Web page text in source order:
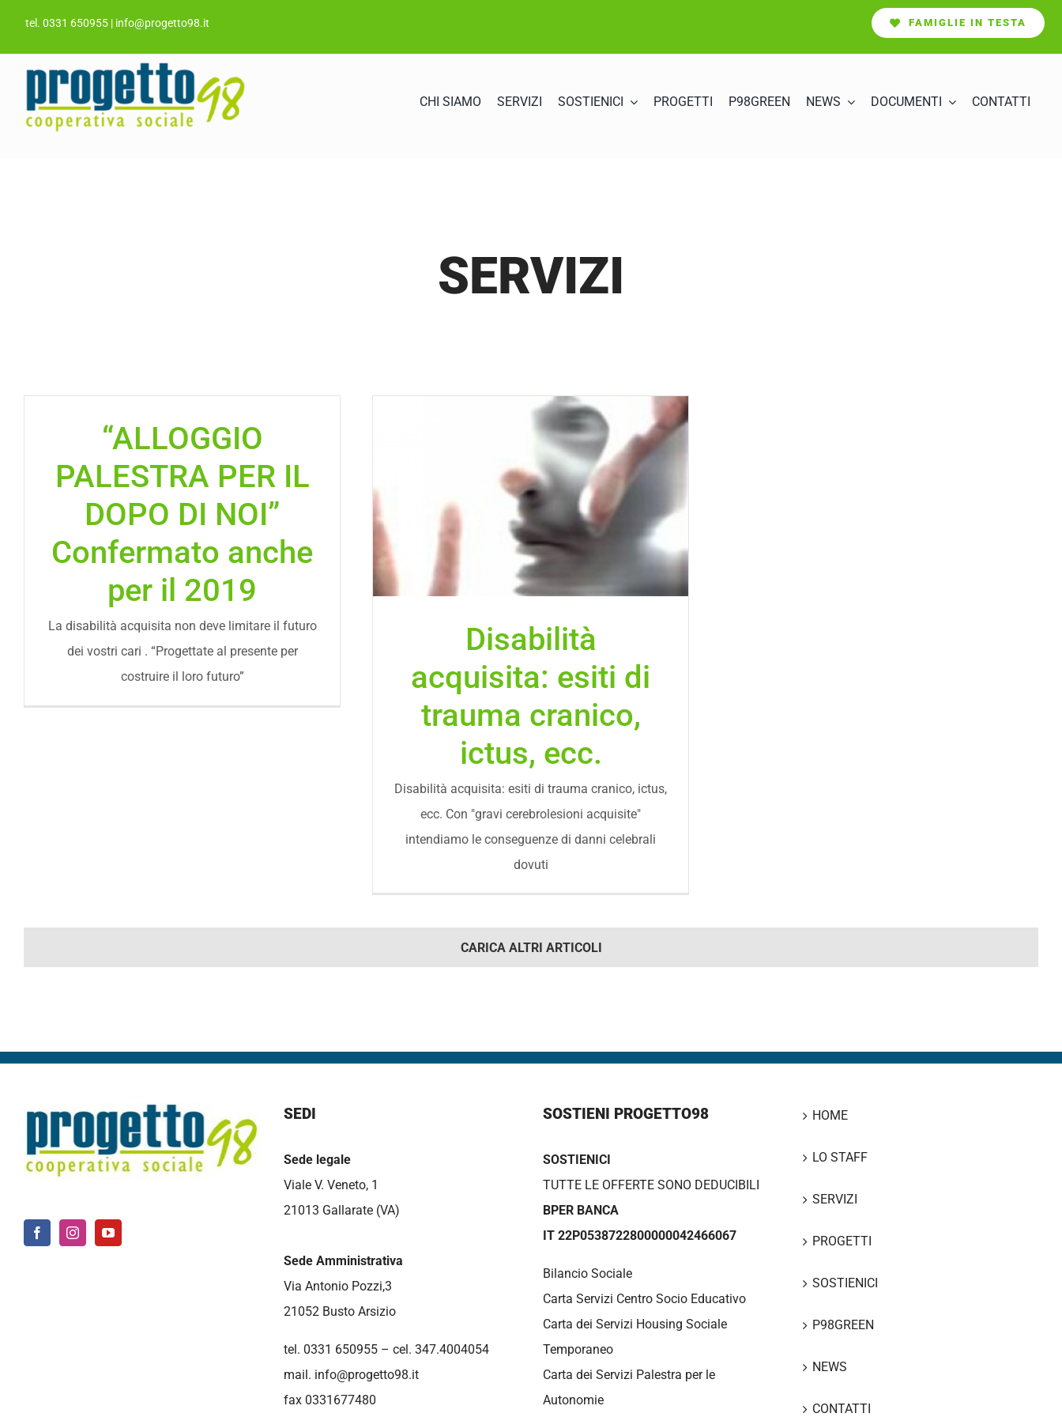
tel. 0331 650955 | info@progetto98.it FAMIGLIE IN TESTA
CHI SIAMO SERVIZI SOSTIENICI PROGETTI P98GREEN NEWS DOCUMENTI CONTATTI
SERVIZI
“ALLOGGIO
PALESTRA PER IL
DOPO DI NOI”
Confermato anche
per il 2019
La disabilità acquisita non deve limitare il futuro
dei vostri cari . “Progettate al presente per
costruire il loro futuro”
Disabilità
acquisita: esiti di
trauma cranico,
ictus, ecc.
Disabilità acquisita: esiti di trauma cranico, ictus,
ecc. Con "gravi cerebrolesioni acquisite"
intendiamo le conseguenze di danni celebrali
dovuti
CARICA ALTRI ARTICOLI
SEDI
Sede legale
Viale V. Veneto, 1
21013 Gallarate (VA)
Sede Amministrativa
Via Antonio Pozzi,3
21052 Busto Arsizio
tel. 0331 650955 – cel. 347.4004054
mail. info@progetto98.it
fax 0331677480
SOSTIENI PROGETTO98
SOSTIENICI
TUTTE LE OFFERTE SONO DEDUCIBILI
BPER BANCA
IT 22P0538722800000042466067
Bilancio Sociale
Carta Servizi Centro Socio Educativo
Carta dei Servizi Housing Sociale
Temporaneo
Carta dei Servizi Palestra per le
Autonomie
HOME
LO STAFF
SERVIZI
PROGETTI
SOSTIENICI
P98GREEN
NEWS
CONTATTI